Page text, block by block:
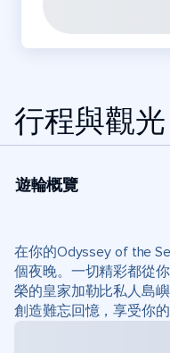
行程與觀光
遊輪概覽
在你的Odyssey of the
個夜晚。一切精彩都從
榮的皇家加勒比私人島
創造難忘回憶，享受你的